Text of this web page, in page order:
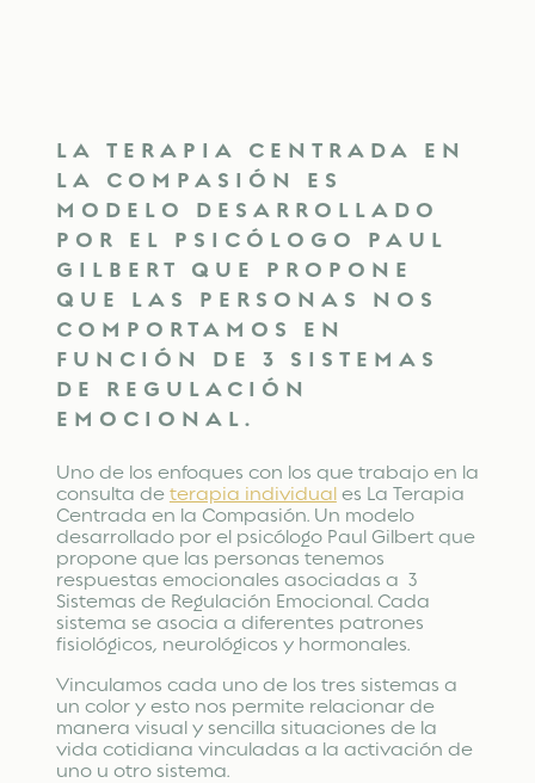
LA TERAPIA CENTRADA EN
LA COMPASIÓN ES
MODELO DESARROLLADO
POR EL PSICÓLOGO PAUL
GILBERT QUE PROPONE
QUE LAS PERSONAS NOS
COMPORTAMOS EN
FUNCIÓN DE 3 SISTEMAS
DE REGULACIÓN
EMOCIONAL.
Uno de los enfoques con los que trabajo en la
consulta de terapia individuales La Terapia
Centrada en la Compasión. Un modelo
desarrollado por el psicólogo Paul Gilbert que
propone que las personas tenemos
respuestas emocionales asociadas a 3
Sistemas de Regulación Emocional. Cada
sistema se asocia a diferentes patrones
fisiológicos, neurológicos y hormonales.
Vinculamos cada uno de los tres sistemas a
un color y esto nos permite relacionar de
manera visual y sencilla situaciones de la
vida cotidiana vinculadas a la activación de
uno u otro sistema.